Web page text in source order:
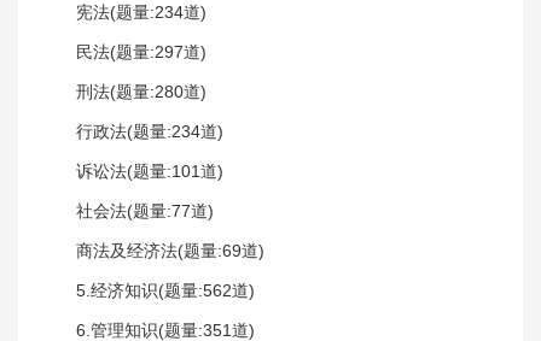
宪法(题量:234道)
民法(题量:297道)
刑法(题量:280道)
行政法(题量:234道)
诉讼法(题量:101道)
社会法(题量:77道)
商法及经济法(题量:69道)
5.经济知识(题量:562道)
6.管理知识(题量:351道)